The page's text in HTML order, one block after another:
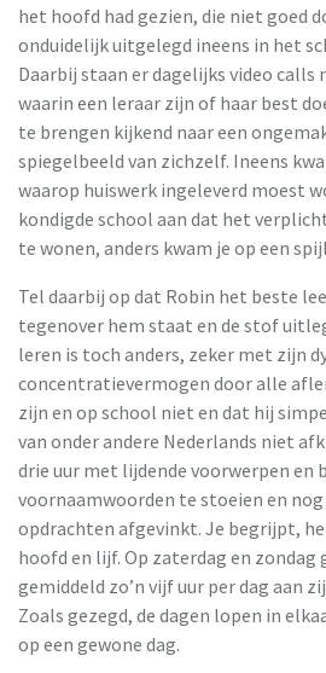
het hoofd had gezien, die niet goed
onduidelijk uitgelegd ineens in het
Daarbij staan er dagelijks video calls
waarin een leraar zijn of haar best
te brengen kijkend naar een
spiegelbeeld van zichzelf. Ineens
waarop huiswerk ingeleverd moest
kondigde school aan dat het
te wonen, anders kwam je op een
Tel daarbij op dat Robin het beste
tegenover hem staat en de stof
leren is toch anders, zeker met zijn
concentratievermogen door alle
zijn en op school niet en dat hij
van onder andere Nederlands niet
drie uur met lijdende voorwerpen en
voornaamwoorden te stoeien en
opdrachten afgevinkt. Je begrijpt,
hoofd en lijf. Op zaterdag en zondag
gemiddeld zo’n vijf uur per dag aan
Zoals gezegd, de dagen lopen in
op een gewone dag.